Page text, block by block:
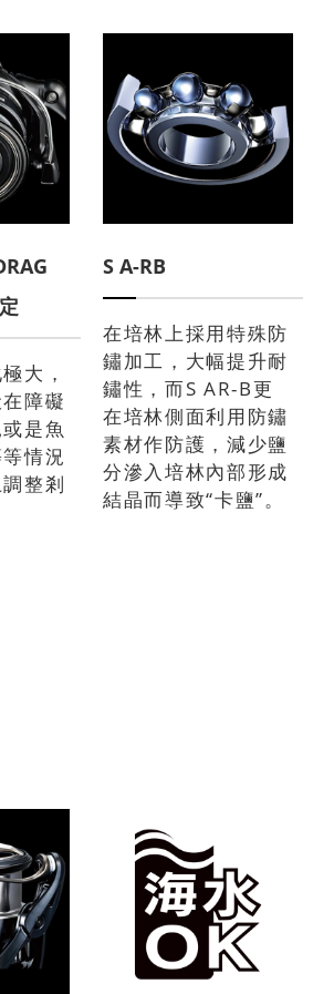
大，
障礙
是魚
情況
整剎
S A-RB
在培林上採用特殊防
鏽加工，大幅提升耐
鏽性，而S AR-B更
在培林側面利用防鏽
素材作防護，減少鹽
分滲入培林內部形成
結晶而導致“卡鹽”。